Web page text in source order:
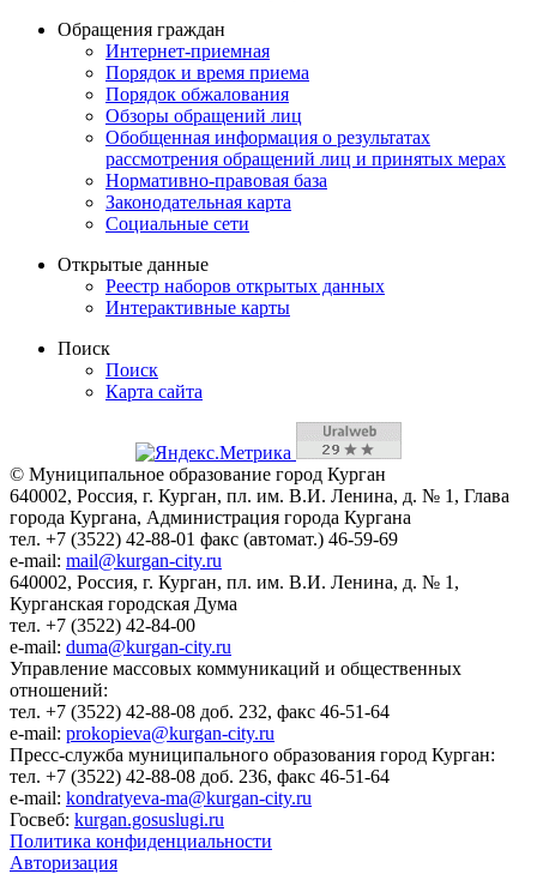
Обращения граждан
Интернет-приемная
Порядок и время приема
Порядок обжалования
Обзоры обращений лиц
Обобщенная информация о результатах
рассмотрения обращений лиц и принятых мерах
Нормативно-правовая база
Законодательная карта
Социальные сети
Открытые данные
Реестр наборов открытых данных
Интерактивные карты
Поиск
Поиск
Карта сайта
© Муниципальное образование город Курган
640002, Россия, г. Курган, пл. им. В.И. Ленина, д. № 1, Глава
города Кургана, Администрация города Кургана
тел. +7 (3522) 42-88-01 факс (автомат.) 46-59-69
e-mail: mail@kurgan-city.ru
640002, Россия, г. Курган, пл. им. В.И. Ленина, д. № 1,
Курганская городская Дума
тел. +7 (3522) 42-84-00
e-mail: duma@kurgan-city.ru
Управление массовых коммуникаций и общественных
отношений:
тел. +7 (3522) 42-88-08 доб. 232, факс 46-51-64
e-mail: prokopieva@kurgan-city.ru
Пресс-служба муниципального образования город Курган:
тел. +7 (3522) 42-88-08 доб. 236, факс 46-51-64
e-mail: kondratyeva-ma@kurgan-city.ru
Госвеб: kurgan.gosuslugi.ru
Политика конфиденциальности
Авторизация